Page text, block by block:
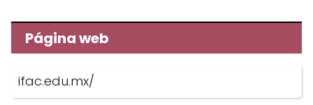
Página web
ifac.edu.mx/